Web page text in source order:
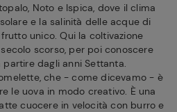
Noto e Ispica, dove il clima
e la salinità delle acque di
unico. Qui la coltivazione
scorso, per poi conoscere
dagli anni Settanta.
che - come dicevamo - è
le uova in modo creativo. È una
cuocere in velocità con burro e